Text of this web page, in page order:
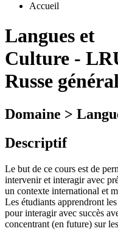
Accueil
Langues et
Culture -
Russe
Domaine >
Descriptif
Le but de ce cours est de
intervenir et interagir avec
un contexte international et
Les étudiants apprendront
pour interagir avec succès
concentrant (en future) sur